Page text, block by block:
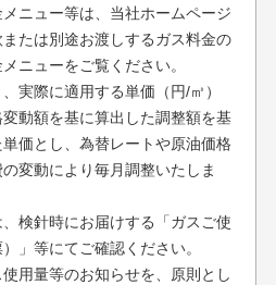
ニュー等は、当社ホームページ
たは別途お渡しするガス料金の
ニューをご覧ください。
実際に適用する単価（円/㎥）
動額を基に算出した調整額を基
価とし、為替レートや原油価格
変動により毎月調整いたしま
検針時にお届けする「ガスご使
」等にてご確認ください。
用量等のお知らせを、原則とし